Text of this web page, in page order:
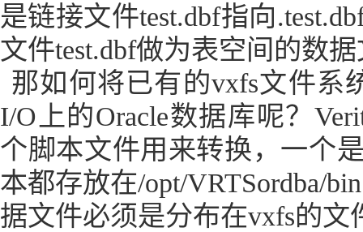
是链接文件test.dbf指向
文件test.dbf做为表空间的数
那如何将已有的vxfs文件系
I/O 上的Oracle数据库呢？
个脚本文件用来转换，一个
本都存放在/opt/VRTSordba/bin
据文件必须是分布在vxfs的文